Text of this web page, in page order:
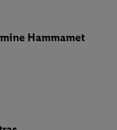
Betreuung
Hammamet